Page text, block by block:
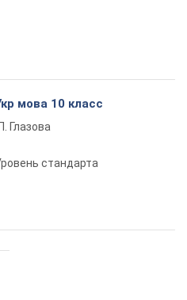
мова 10 класс
Глазова
стандарта